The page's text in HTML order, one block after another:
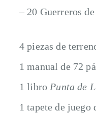
– 20 Guerreros
4 piezas de
1 manual de 72
1 libro Punta de
1 tapete de